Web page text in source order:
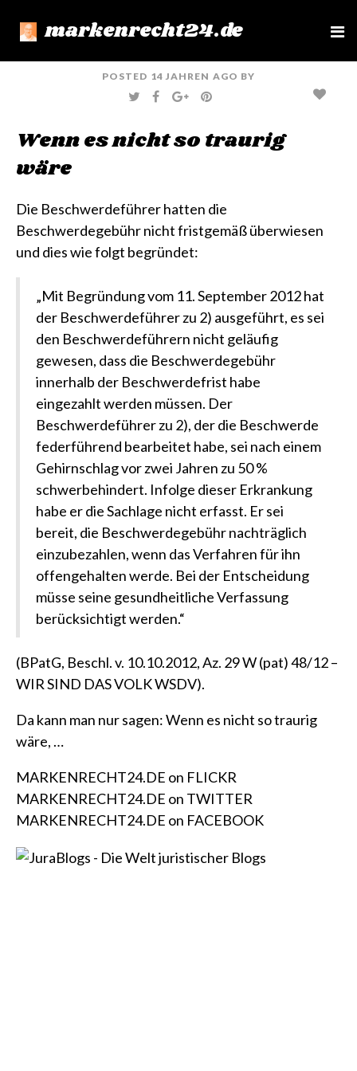
markenrecht24.de
e
POSTED 14 JAHREN AGO BY
T
W
T
E
F
A
B
O
G
O
E
P
I
R
Wenn es nicht so traurig
wäre
Die Beschwerdeführer hatten die
Beschwerdegebühr nicht fristgemäß überwiesen
und dies wie folgt begründet:
„Mit Begründung vom 11. September 2012 hat
der Beschwerdeführer zu 2) ausgeführt, es sei
den Beschwerdeführern nicht geläufig
gewesen, dass die Beschwerdegebühr
innerhalb der Beschwerdefrist habe
eingezahlt werden müssen. Der
Beschwerdeführer zu 2), der die Beschwerde
federführend bearbeitet habe, sei nach einem
Gehirnschlag vor zwei Jahren zu 50 %
schwerbehindert. Infolge dieser Erkrankung
habe er die Sachlage nicht erfasst. Er sei
bereit, die Beschwerdegebühr nachträglich
einzubezahlen, wenn das Verfahren für ihn
offengehalten werde. Bei der Entscheidung
müsse seine gesundheitliche Verfassung
berücksichtigt werden.“
(BPatG, Beschl. v. 10.10.2012, Az. 29 W (pat) 48/12 –
WIR SIND DAS VOLK WSDV).
Da kann man nur sagen: Wenn es nicht so traurig
wäre, …
MARKENRECHT24.DE on FLICKR
MARKENRECHT24.DE on TWITTER
MARKENRECHT24.DE on FACEBOOK